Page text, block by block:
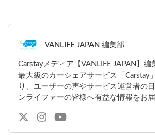
VANLIFE JAPAN 編集部
Carstayメディア【VANLIFE JAPAN】編
最大級のカーシェアサービス「Carstay
り、ユーザーの声やサービス運営者の
ンライファーの皆様へ有益な情報をお届